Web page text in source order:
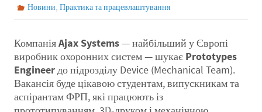
Новини,Практика та працевлаштування
КомпаніяAjax Systems— найбільший у Європі
виробник охоронних систем — шукає Prototypes
Engineerдо підрозділу Device (Mechanical Team).
Вакансія буде цікавою студентам, випускникам та
аспірантам ФРП, які працюють із